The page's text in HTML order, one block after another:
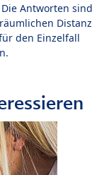
Antworten sind
Distanz
den Einzelfall